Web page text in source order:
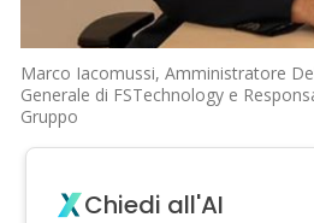
Marco Iacomussi, Amministratore
Generale di FSTechnology e
Gruppo
Chiedi all'AI